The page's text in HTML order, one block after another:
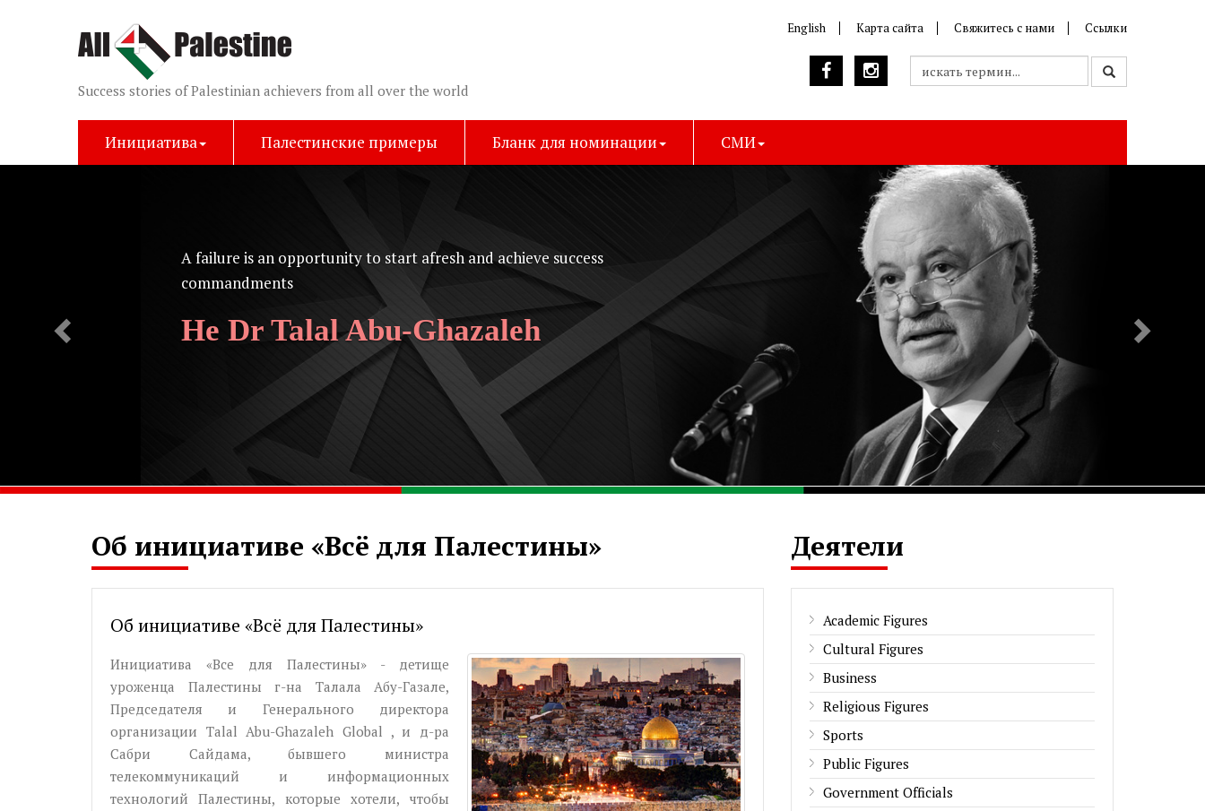
Success stories of Palestinian achievers from all over the world
English Карта сайта Свяжитесь с нами Ссылки
Инициатива Палестинские примеры Бланк для номинации СМИ
True failure only occurs when you stop trying.
He Dr Talal Abu-Ghazaleh
Об инициативе «Всё для Палестины»
Об инициативе «Всё для Палестины»
Инициатива «Все для Палестины» - детище
уроженца Палестины г-на Талала Абу-Газале,
Председателя и Генерального директора
организации Talal Abu-Ghazaleh Global , и д-ра
Сабри Сайдама, бывшего министра
телекоммуникаций и информационных
технологий Палестины, которые хотели, чтобы
Деятели
Academic Figures
Cultural Figures
Business
Religious Figures
Sports
Public Figures
Government Officials